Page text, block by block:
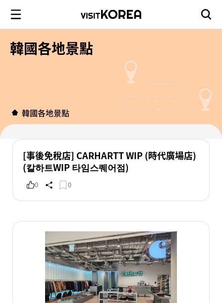
韓國各地景點
韓國各地景點
[事後免稅店] CARHARTT WIP (時代廣場店)
(칼하트WIP 타임스퀘어점)
0 0